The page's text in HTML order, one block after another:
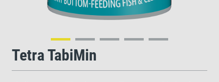
Tetra TabiMin